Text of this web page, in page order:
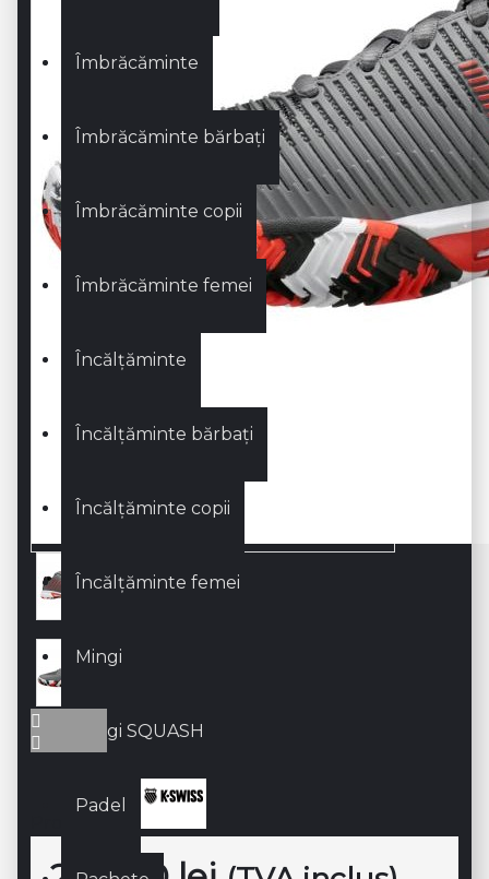
Îmbrăcăminte
Îmbrăcăminte bărbați
Îmbrăcăminte copii
Îmbrăcăminte femei
Încălțăminte
Încălțăminte bărbați
Încălțăminte copii
Încălțăminte femei
Mingi
Mingi SQUASH
Padel